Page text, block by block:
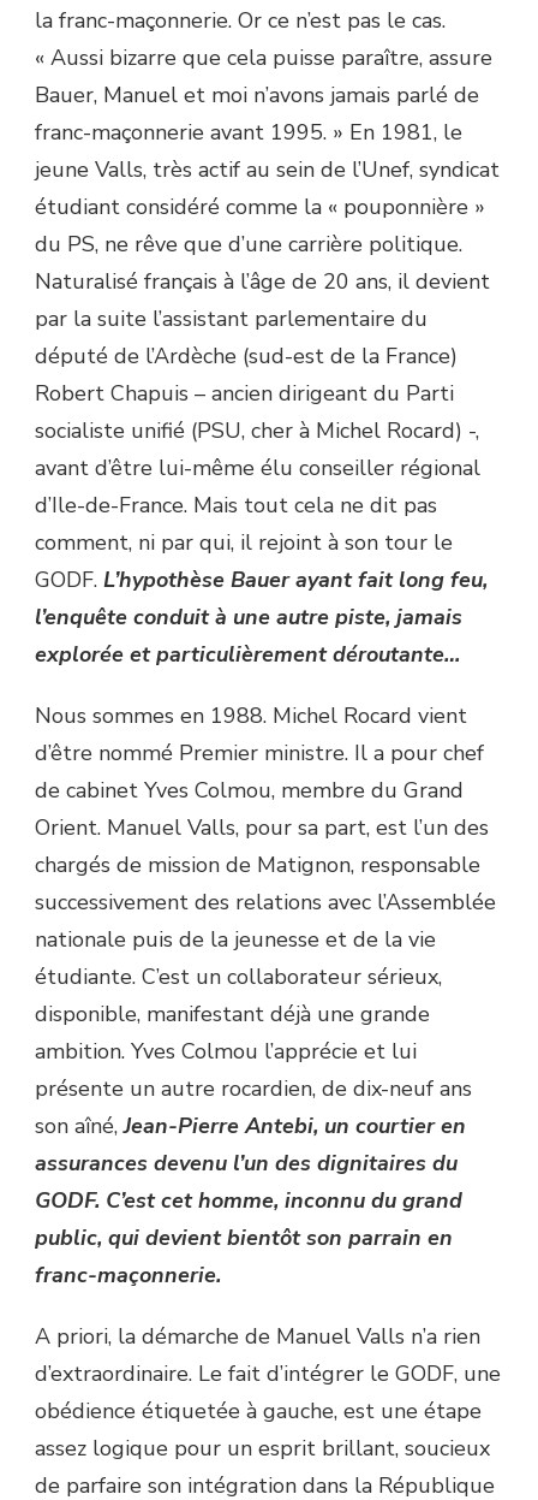
la franc-maçonnerie. Or ce n’est pas le cas.
« Aussi bizarre que cela puisse paraître, assure
Bauer, Manuel et moi n’avons jamais parlé de
franc-maçonnerie avant 1995. » En 1981, le
jeune Valls, très actif au sein de l’Unef, syndicat
étudiant considéré comme la « pouponnière »
du PS, ne rêve que d’une carrière politique.
Naturalisé français à l’âge de 20 ans, il devient
par la suite l’assistant parlementaire du
député de l’Ardèche (sud-est de la France)
Robert Chapuis – ancien dirigeant du Parti
socialiste unifié (PSU, cher à Michel Rocard) -,
avant d’être lui-même élu conseiller régional
d’Ile-de-France. Mais tout cela ne dit pas
comment, ni par qui, il rejoint à son tour le
GODF. L’hypothèse Bauer ayant fait long feu,
l’enquête conduit à une autre piste, jamais
explorée et particulièrement déroutante…
Nous sommes en 1988. Michel Rocard vient
d’être nommé Premier ministre. Il a pour chef
de cabinet Yves Colmou, membre du Grand
Orient. Manuel Valls, pour sa part, est l’un des
chargés de mission de Matignon, responsable
successivement des relations avec l’Assemblée
nationale puis de la jeunesse et de la vie
étudiante. C’est un collaborateur sérieux,
disponible, manifestant déjà une grande
ambition. Yves Colmou l’apprécie et lui
présente un autre rocardien, de dix-neuf ans
son aîné,Jean-Pierre Antebi, un courtier en
assurances devenu l’un des dignitaires du
GODF. C’est cet homme, inconnu du grand
public, qui devient bientôt son parrain en
franc-maçonnerie.
A priori, la démarche de Manuel Valls n’a rien
d’extraordinaire. Le fait d’intégrer le GODF, une
obédience étiquetée à gauche, est une étape
assez logique pour un esprit brillant, soucieux
de parfaire son intégration dans la République